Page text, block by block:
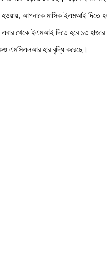
আপনাকে মাসিক ইএমআই দিতে
থেকে ইএমআই দিতে হবে ১৩ হাজার
এমসিএলআর হার বৃদ্ধি করেছে।